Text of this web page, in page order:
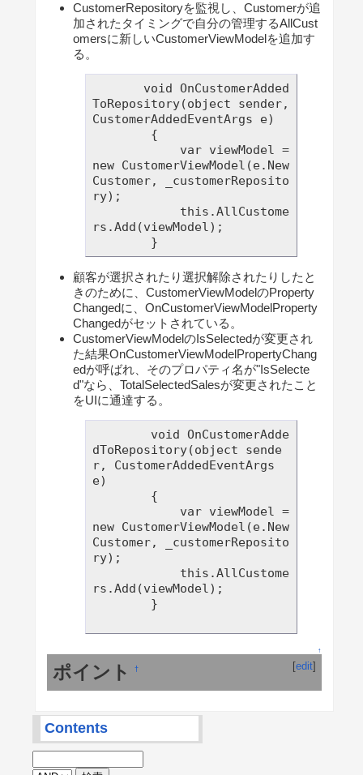
CustomerRepositoryを監視し、Customerが追
加されたタイミングで自分の管理するAllCust
omersに新しいCustomerViewModelを追加す
る。
ToRepository(object sender,
CustomerAddedEventArgs e)
new CustomerViewModel(e.New
Customer, _customerReposito
ry);
rs.Add(viewModel);
顧客が選択されたり選択解除されたりしたと
きのために、CustomerViewModelのProperty
Changedに、OnCustomerViewModelProperty
Changedがセットされている。
CustomerViewModelのIsSelectedが変更され
た結果OnCustomerViewModelPropertyChang
edが呼ばれ、そのプロパティ名が"IsSelecte
d"なら、TotalSelectedSalesが変更されたこと
をUIに通達する。
dToRepository(object sende
r, CustomerAddedEventArgs
e)
new CustomerViewModel(e.New
Customer, _customerReposito
ry);
rs.Add(viewModel);
↑
ポイント † [edit]
Contents